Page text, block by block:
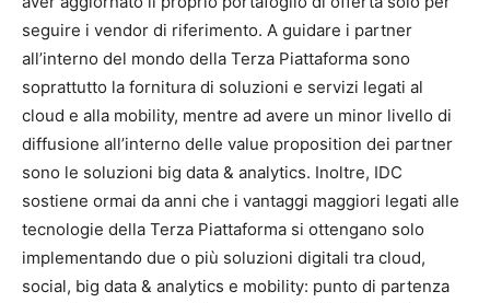
seguire i vendor di riferimento. A guidare i partner
all’interno del mondo della Terza Piattaforma sono
soprattutto la fornitura di soluzioni e servizi legati al
cloud e alla mobility, mentre ad avere un minor livello di
diffusione all’interno delle value proposition dei partner
sono le soluzioni big data & analytics. Inoltre, IDC
sostiene ormai da anni che i vantaggi maggiori legati alle
tecnologie della Terza Piattaforma si ottengano solo
implementando due o più soluzioni digitali tra cloud,
social, big data & analytics e mobility: punto di partenza